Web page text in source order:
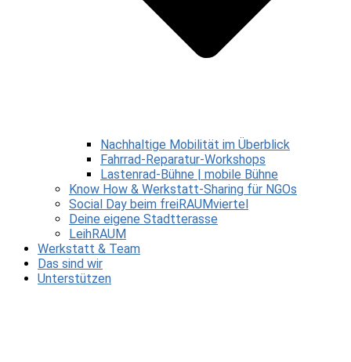
Nachhaltige Mobilität im Überblick
Fahrrad-Reparatur-Workshops
Lastenrad-Bühne | mobile Bühne
Know How & Werkstatt-Sharing für NGOs
Social Day beim freiRAUMviertel
Deine eigene Stadtterasse
LeihRAUM
Werkstatt & Team
Das sind wir
Unterstützen